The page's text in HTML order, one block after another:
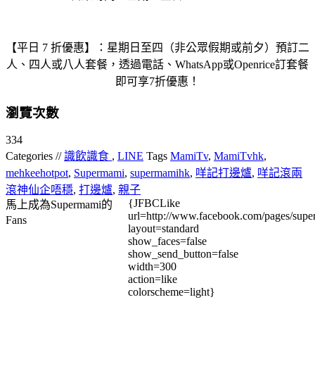
【平日 7 折優惠】：星期日至四（非公眾假期或前夕）預訂二
人、四人或八人套餐，透過電話、WhatsApp或Openrice訂套餐
即可享7折優惠！
瀏覽次數
334
Categories //識飲識食 , LINE Tags MamiTv, MamiTvhk,
mehkeehotpot, Supermami, supermamihk, 咩記打邊爐, 咩記滾兩
滾神仙企唔穩, 打邊爐, 親子
馬上成為Supermami的
Fans
{JFBCLike
url=http://www.facebook.com/pages/
layout=standard
show_faces=false
show_send_button=false
width=300
action=like
colorscheme=light}